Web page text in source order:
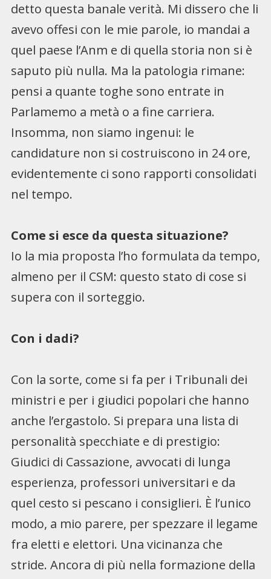
detto questa banale verità. Mi dissero che li
avevo offesi con le mie parole, io mandai a
quel paese l’Anm e di quella storia non si è
saputo più nulla. Ma la patologia rimane:
pensi a quante toghe sono entrate in
Parlamemo a metà o a fine carriera.
Insomma, non siamo ingenui: le
candidature non si costruiscono in 24 ore,
evidentemente ci sono rapporti consolidati
nel tempo.
Come si esce da questa situazione?
Io la mia proposta l’ho formulata da tempo,
almeno per il CSM: questo stato di cose si
supera con il sorteggio.
Con i dadi?
Con la sorte, come si fa per i Tribunali dei
ministri e per i giudici popolari che hanno
anche l’ergastolo. Si prepara una lista di
personalità specchiate e di prestigio:
Giudici di Cassazione, avvocati di lunga
esperienza, professori universitari e da
quel cesto si pescano i consiglieri. È l’unico
modo, a mio parere, per spezzare il legame
fra eletti e elettori. Una vicinanza che
stride. Ancora di più nella formazione della